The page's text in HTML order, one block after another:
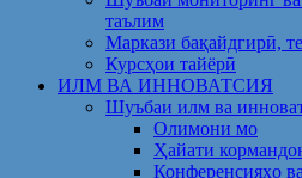
таълим
Маркази бақайдгирӣ,
Курсҳои тайёрӣ
ИЛМ ВА ИННОВАТСИЯ
Шуъбаи илм ва
Олимони мо
Ҳайати
Конференсияҳо